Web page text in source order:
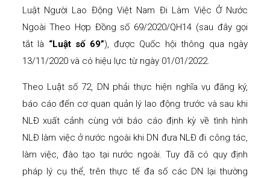
Luật Người Lao Động Việt Nam Đi Làm Việc Ở Nước
Ngoài Theo Hợp Đồng số 69/2020/QH14 (sau đây gọi
tắt là “Luật số 69”), được Quốc hội thông qua ngày
13/11/2020 và có hiệu lực từ ngày 01/01/2022.
Theo Luật số 72, DN phải thực hiện nghĩa vụ đăng ký,
báo cáo đến cơ quan quản lý lao động trước và sau khi
NLĐ xuất cảnh cùng với báo cáo định kỳ về tình hình
NLĐ làm việc ở nước ngoài khi DN đưa NLĐ đi công tác,
làm việc, đào tạo tại nước ngoài. Tuy đã có quy định
pháp lý cụ thể, trên thực tế đa số các DN lại thường